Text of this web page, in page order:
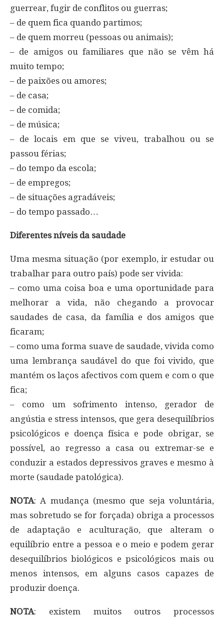
guerrear, fugir de conflitos ou guerras;
– de quem fica quando partimos;
– de quem morreu (pessoas ou animais);
– de amigos ou familiares que não se vêm há
muito tempo;
– de paixões ou amores;
– de casa;
– de comida;
– de música;
– de locais em que se viveu, trabalhou ou se
passou férias;
– do tempo da escola;
– de empregos;
– de situações agradáveis;
– do tempo passado…
Diferentes níveis da saudade
Uma mesma situação (por exemplo, ir estudar ou
trabalhar para outro país) pode ser vivida:
– como uma coisa boa e uma oportunidade para
melhorar a vida, não chegando a provocar
saudades de casa, da família e dos amigos que
ficaram;
– como uma forma suave de saudade, vivida como
uma lembrança saudável do que foi vivido, que
mantém os laços afectivos com quem e com o que
fica;
– como um sofrimento intenso, gerador de
angústia e stress intensos, que gera desequilíbrios
psicológicos e doença física e pode obrigar, se
possível, ao regresso a casa ou extremar-se e
conduzir a estados depressivos graves e mesmo à
morte (saudade patológica).
NOTA: A mudança (mesmo que seja voluntária,
mas sobretudo se for forçada) obriga a processos
de adaptação e aculturação, que alteram o
equilíbrio entre a pessoa e o meio e podem gerar
desequilíbrios biológicos e psicológicos mais ou
menos intensos, em alguns casos capazes de
produzir doença.
NOTA: existem muitos outros processos